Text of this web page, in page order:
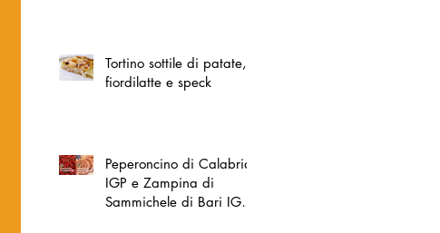
Tortino sottile di patate,
fiordilatte e speck
Peperoncino di Calabria
IGP e Zampina di
Sammichele di Bari IGP